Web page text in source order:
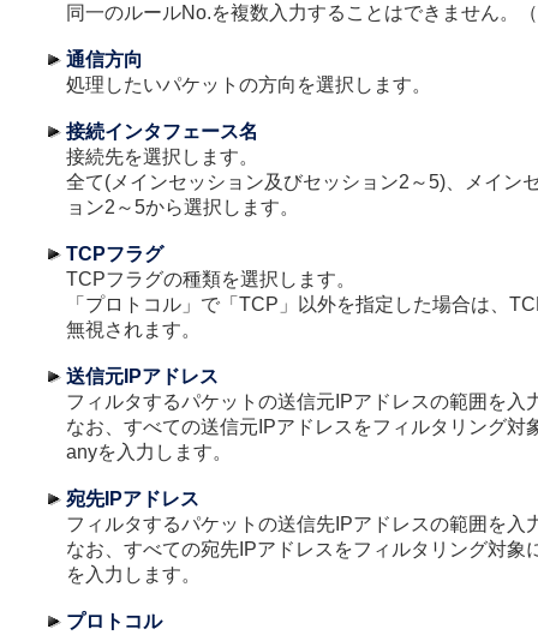
同一のルールNo.を複数入力することはできません。
通信方向
処理したいパケットの方向を選択します。
接続インタフェース名
接続先を選択します。
全て(メインセッション及びセッション2～5)、メイン
ョン2～5から選択します。
TCPフラグ
TCPフラグの種類を選択します。
「プロトコル」で「TCP」以外を指定した場合は、
無視されます。
送信元IPアドレス
フィルタするパケットの送信元IPアドレスの範囲を入
なお、すべての送信元IPアドレスをフィルタリング対
anyを入力します。
宛先IPアドレス
フィルタするパケットの送信先IPアドレスの範囲を入
なお、すべての宛先IPアドレスをフィルタリング対象
を入力します。
プロトコル